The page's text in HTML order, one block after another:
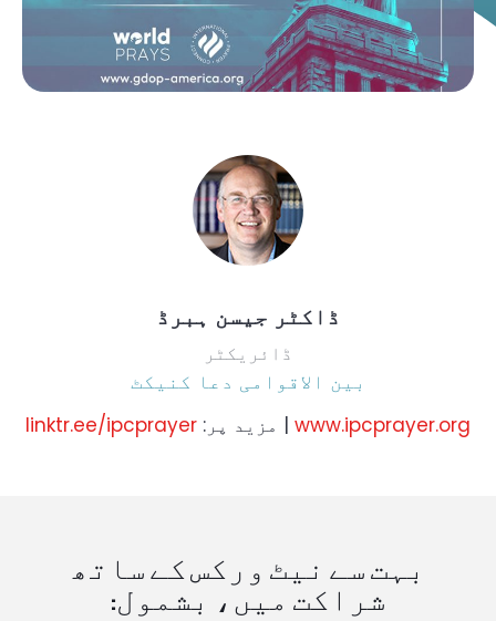
ڈاکٹر جیسن ہبرڈ
ڈائریکٹر
بین الاقوامی دعا کنیکٹ
www.ipcprayer.org | مزید پر: linktr.ee/ipcprayer
بہت سے نیٹ ورکس کے ساتھ
شراکت میں، بشمول: